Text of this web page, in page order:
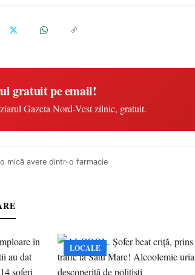
gratuit pe email!
Gazeta Nord-Vest zilnic, gratuit.
mică avere dintr-o farmacie
LOCALE